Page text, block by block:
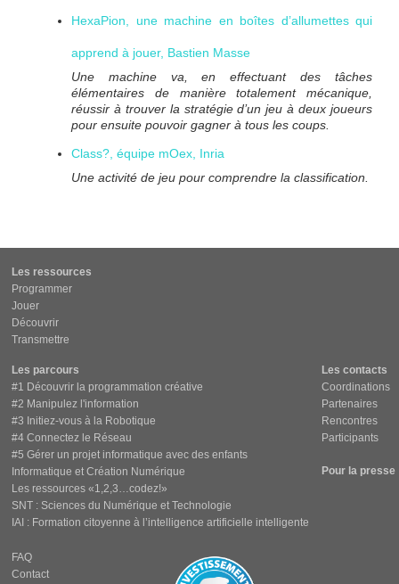
HexaPion, une machine en boîtes d’allumettes qui
apprend à jouer, Bastien Masse
Une machine va, en effectuant des tâches
élémentaires de manière totalement mécanique,
réussir à trouver la stratégie d’un jeu à deux joueurs
pour ensuite pouvoir gagner à tous les coups.
Class?, équipe mOex, Inria
Une activité de jeu pour comprendre la classification.
Les ressources
Programmer
Jouer
Découvrir
Transmettre
Les parcours
#1 Découvrir la programmation créative
#2 Manipulez l'information
#3 Initiez-vous à la Robotique
#4 Connectez le Réseau
#5 Gérer un projet informatique avec des enfants
Informatique et Création Numérique
Les ressources «1,2,3…codez!»
SNT : Sciences du Numérique et Technologie
IAI : Formation citoyenne à l’intelligence artificielle intelligente
Les contacts
Coordinations
Partenaires
Rencontres
Participants
Pour la presse
FAQ
Contact